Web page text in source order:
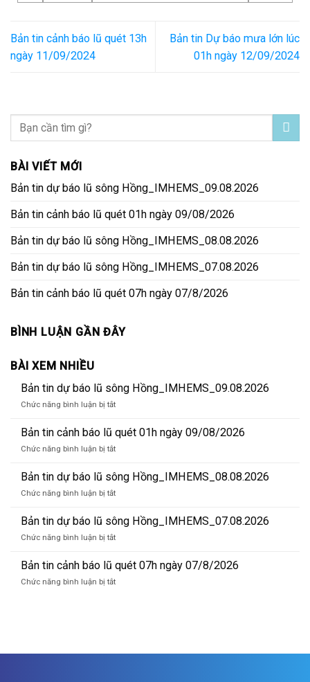
Bản tin cảnh báo lũ quét 13h
ngày 11/09/2024
Bản tin Dự báo mưa lớn lúc
01h ngày 12/09/2024
BÀI VIẾT MỚI
Bản tin dự báo lũ sông Hồng_IMHEMS_09.08.2026
Bản tin cảnh báo lũ quét 01h ngày 09/08/2026
Bản tin dự báo lũ sông Hồng_IMHEMS_08.08.2026
Bản tin dự báo lũ sông Hồng_IMHEMS_07.08.2026
Bản tin cảnh báo lũ quét 07h ngày 07/8/2026
BÌNH LUẬN GẦN ĐÂY
BÀI XEM NHIỀU
Bản tin dự báo lũ sông Hồng_IMHEMS_09.08.2026
Chức năng bình luận bị tắtở
tin
dự
báo
sông
Hồng_IMHEMS_09.08.2026
Bản tin cảnh báo lũ quét 01h ngày 09/08/2026
Chức năng bình luận bị tắtở
tin
cảnh
báo
quét
01h
09/08/2026
Bản tin dự báo lũ sông Hồng_IMHEMS_08.08.2026
Chức năng bình luận bị tắtở
tin
báo
sông
Hồng_IMHEMS_08.08.2026
Bản tin dự báo lũ sông Hồng_IMHEMS_07.08.2026
Chức năng bình luận bị tắtở
tin
dự
báo
Bản tin cảnh báo lũ quét 07h ngày 07/8/2026
Chức năng bình luận bị tắtở
quét